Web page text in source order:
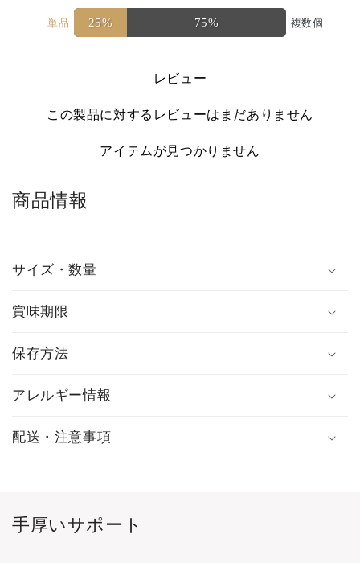
単品 25% 75% 複数個
レビュー
この製品に対するレビューはまだありません
アイテムが見つかりません
商品情報
サイズ・数量
賞味期限
保存方法
アレルギー情報
配送・注意事項
手厚いサポート